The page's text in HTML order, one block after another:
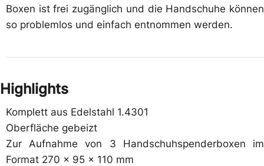
Boxen ist frei zugänglich und die Handschuhe können
so problemlos und einfach entnommen werden.
Highlights
Komplett aus Edelstahl 1.4301
Oberfläche gebeizt
Zur Aufnahme von 3 Handschuhspenderboxen im
Format 270 x 95 x 110 mm